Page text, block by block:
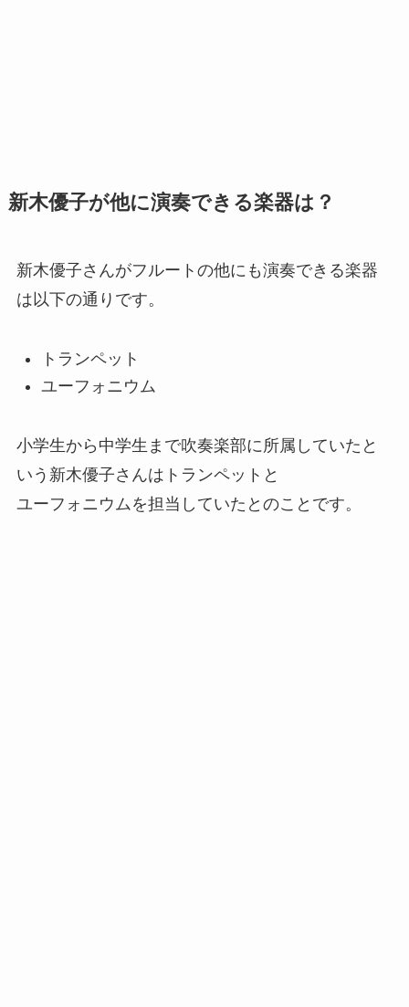
新木優子が他に演奏できる楽器は？
新木優子さんがフルートの他にも演奏できる楽器
は以下の通りです。
トランペット
ユーフォニウム
小学生から中学生まで吹奏楽部に所属していたと
いう新木優子さんはトランペットと
ユーフォニウムを担当していたとのことです。